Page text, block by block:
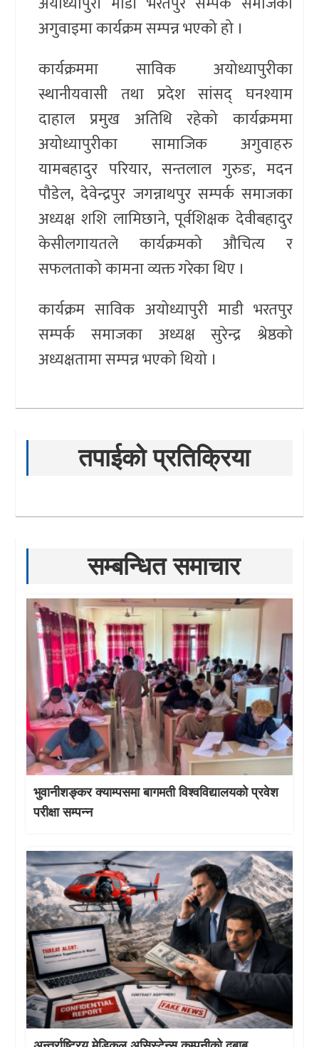
अगुवाइमा कार्यक्रम सम्पन्न भएको हो ।
कार्यक्रममा साविक अयोध्यापुरीका
स्थानीयवासी तथा प्रदेश सांसद् घनश्याम
दाहाल प्रमुख अतिथि रहेको कार्यक्रममा
अयोध्यापुरीका सामाजिक अगुवाहरु
यामबहादुर परियार, सन्तलाल गुरुङ, मदन
पौडेल, देवेन्द्रपुर जगन्नाथपुर सम्पर्क समाजका
अध्यक्ष शशि लामिछाने, पूर्वशिक्षक देवीबहादुर
केसीलगायतले कार्यक्रमको औचित्य र
सफलताको कामना व्यक्त गरेका थिए ।
कार्यक्रम साविक अयोध्यापुरी माडी भरतपुर
सम्पर्क समाजका अध्यक्ष सुरेन्द्र श्रेष्ठको
अध्यक्षतामा सम्पन्न भएको थियो ।
तपाईको प्रतिक्रिया
सम्बन्धित समाचार
भुवानीशङ्कर क्याम्पसमा बागमती विश्वविद्यालयको प्रवेश
परीक्षा सम्पन्न